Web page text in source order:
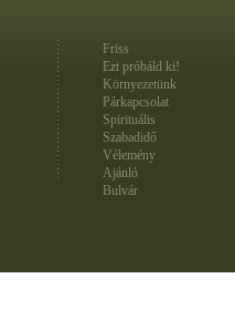
Friss
Ezt próbáld ki!
Környezetünk
Párkapcsolat
Spirituális
Szabadidő
Vélemény
Ajánló
Bulvár